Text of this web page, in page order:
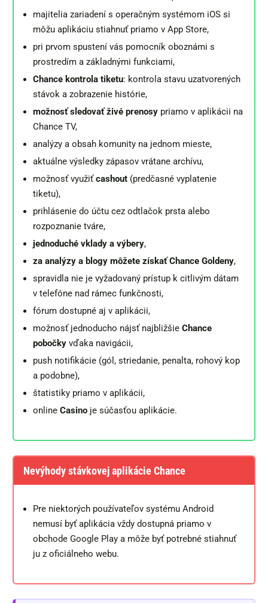
majitelia zariadení s operačným systémom iOS si
môžu aplikáciu stiahnuť priamo v App Store,
pri prvom spustení vás pomocník oboznámi s
prostredím a základnými funkciami,
Chance kontrola tiketu: kontrola stavu uzatvorených
stávok a zobrazenie histórie,
možnosť sledovať živé prenosy priamo v aplikácii na
Chance TV,
analýzy a obsah komunity na jednom mieste,
aktuálne výsledky zápasov vrátane archívu,
možnosť využiťcashout (predčasné vyplatenie
tiketu),
prihlásenie do účtu cez odtlačok prsta alebo
rozpoznanie tváre,
jednoduché vklady a výbery,
za analýzy a blogy môžete získať Chance Goldeny,
spravidla nie je vyžadovaný prístup k citlivým dátam
v telefóne nad rámec funkčnosti,
fórum dostupné aj v aplikácii,
možnosť jednoducho nájsť najbližšie Chance
pobočky vďaka navigácii,
push notifikácie (gól, striedanie, penalta, rohový kop
a podobne),
štatistiky priamo v aplikácii,
online Casino je súčasťou aplikácie.
Nevýhody stávkovej aplikácie Chance
Pre niektorých používateľov systému Android
nemusí byť aplikácia vždy dostupná priamo v
obchode Google Play a môže byť potrebné stiahnuť
ju z oficiálneho webu.